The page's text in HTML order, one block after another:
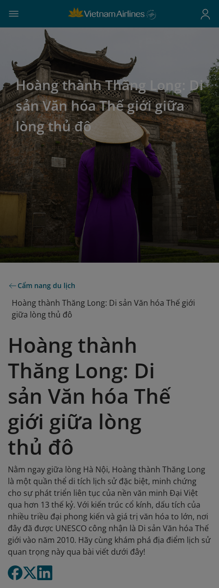
Hoàng thành Thăng Long: Di
sản Văn hóa Thế giới giữa
lòng thủ đô
Cẩm nang du lịch
Hoàng thành Thăng Long: Di sản Văn hóa Thế giới
giữa lòng thủ đô
Hoàng thành
Thăng Long: Di
sản Văn hóa Thế
giới giữa lòng
thủ đô
Nằm ngay giữa lòng Hà Nội, Hoàng thành Thăng Long
là một quần thể di tích lịch sử đặc biệt, minh chứng
cho sự phát triển liên tục của nền văn minh Đại Việt
qua hơn 13 thế kỷ. Với kiến trúc cổ kính, dấu tích của
nhiều triều đại phong kiến và giá trị văn hóa to lớn, nơi
đây đã được UNESCO công nhận là Di sản Văn hóa Thế
giới vào năm 2010. Hãy cùng khám phá địa điểm lịch sử
quan trọng này qua bài viết dưới đây!